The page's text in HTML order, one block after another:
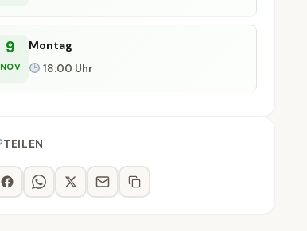
9
NOV
Montag
18:00 Uhr
TEILEN